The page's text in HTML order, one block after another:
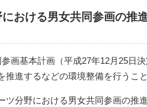
おける男女共同参画の推
画基本計画（平成27年12月25日
推進するなどの環境整備を行うこ
ツ分野における男女共同参画の推